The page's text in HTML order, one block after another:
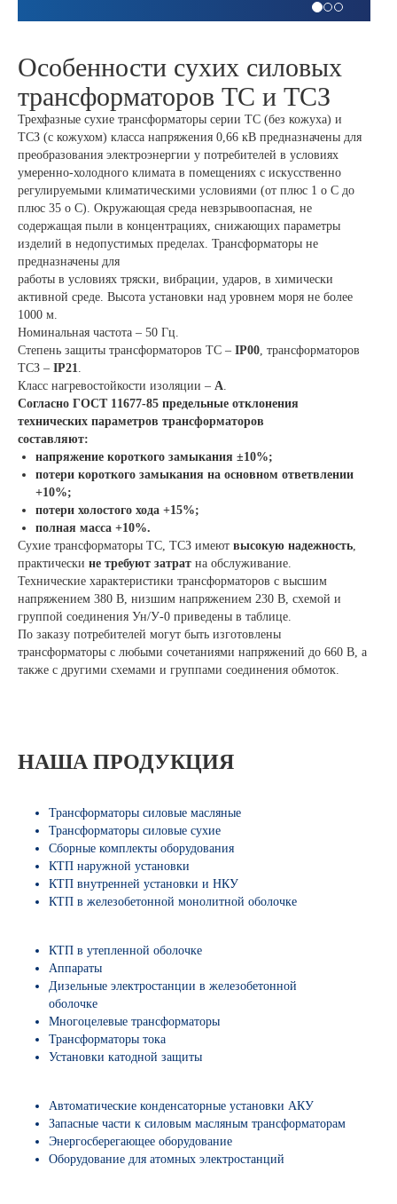
Особенности сухих силовых
трансформаторов ТС и ТСЗ
Трехфазные сухие трансформаторы серии ТС (без кожуха) и
ТСЗ (с кожухом) класса напряжения 0,66 кВ предназначены для
преобразования электроэнергии у потребителей в условиях
умеренно-холодного климата в помещениях с искусственно
регулируемыми климатическими условиями (от плюс 1 о С до
плюс 35 о С). Окружающая среда невзрывоопасная, не
содержащая пыли в концентрациях, снижающих параметры
изделий в недопустимых пределах. Трансформаторы не
предназначены для
работы в условиях тряски, вибрации, ударов, в химически
активной среде. Высота установки над уровнем моря не более
1000 м.
Номинальная частота – 50 Гц.
Степень защиты трансформаторов ТС – IР00, трансформаторов
ТСЗ – IР21.
Класс нагревостойкости изоляции – А.
Согласно ГОСТ 11677-85 предельные отклонения
технических параметров трансформаторов
составляют:
напряжение короткого замыкания ±10%;
потери короткого замыкания на основном ответвлении
+10%;
потери холостого хода +15%;
полная масса +10%.
Сухие трансформаторы ТС, ТСЗ имеют высокую надежность,
практически не требуют затрат на обслуживание.
Технические характеристики трансформаторов с высшим
напряжением 380 В, низшим напряжением 230 В, схемой и
группой соединения Ун/У-0 приведены в таблице.
По заказу потребителей могут быть изготовлены
трансформаторы с любыми сочетаниями напряжений до 660 В, а
также с другими схемами и группами соединения обмоток.
НАША ПРОДУКЦИЯ
Трансформаторы силовые масляные
Трансформаторы силовые сухие
Сборные комплекты оборудования
КТП наружной установки
КТП внутренней установки и НКУ
КТП в железобетонной монолитной оболочке
КТП в утепленной оболочке
Аппараты
Дизельные электростанции в железобетонной
оболочке
Многоцелевые трансформаторы
Трансформаторы тока
Установки катодной защиты
Автоматические конденсаторные установки АКУ
Запасные части к силовым масляным трансформаторам
Энергосберегающее оборудование
Оборудование для атомных электростанций